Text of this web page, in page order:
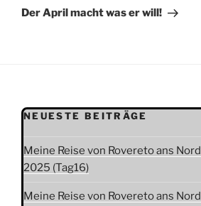
Beitrag
Der April macht was er will!
NEUESTE BEITRÄGE
Meine Reise von Rovereto ans
2025 (Tag16)
Meine Reise von Rovereto ans